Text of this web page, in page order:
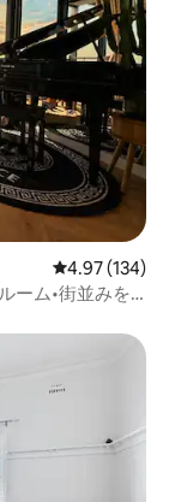
レビュー134
4.97 (134)
ーム•街並みを